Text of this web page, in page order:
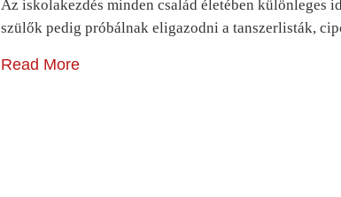
Az iskolakezdés minden család életében különleges
szülők pedig próbálnak eligazodni a tanszerlisták,
Read More